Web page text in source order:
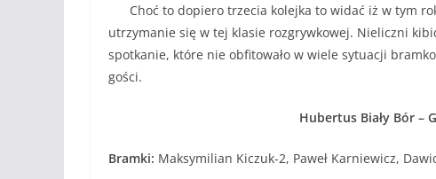
Choć to dopiero trzecia kolejka to widać iż w tym
utrzymanie się w tej klasie rozgrywkowej. Nieliczni
spotkanie, które nie obfitowało w wiele sytuacji
gości.
Hubertus Biały Bór –
Bramki: Maksymilian Kiczuk-2, Paweł Karniewicz,